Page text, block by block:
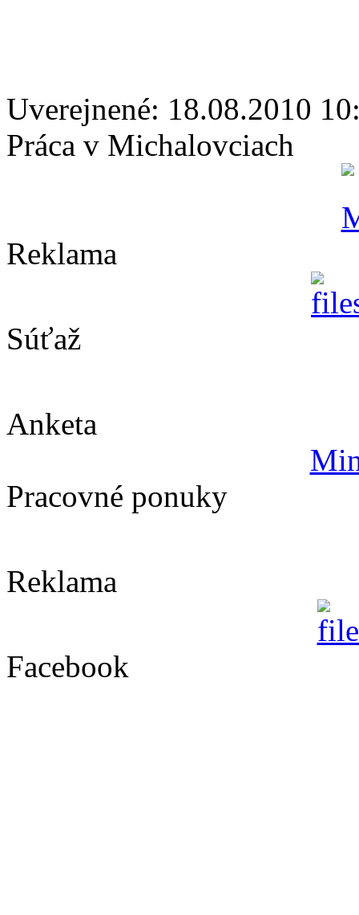
Uverejnené: 18.08.2010
Práca v Michalovciach
Reklama
Súťaž
Anketa
Pracovné ponuky
Reklama
Facebook